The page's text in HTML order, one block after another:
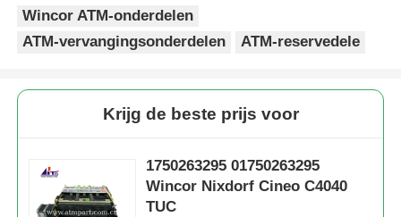
Wincor ATM-onderdelen
ATM-vervangingsonderdelen
ATM-reservedele
Krijg de beste prijs voor
1750263295 01750263295
Wincor Nixdorf Cineo C4040
TUC